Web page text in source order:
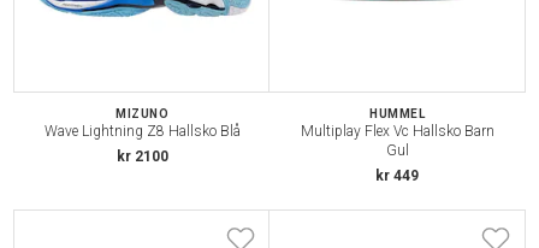
MIZUNO
Wave Lightning Z8 Hallsko Blå
kr 2100
HUMMEL
Multiplay Flex Vc Hallsko Barn
Gul
kr 449